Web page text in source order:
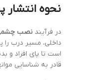
نحوه انتشار
در فرآیند نصب
است تا پای افراد
قادر به شناسایی